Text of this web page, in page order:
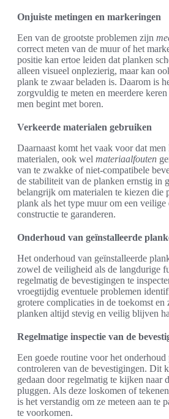
Onjuiste metingen en markeringen
Een van de grootste problemen zijn
correct meten van de muur of het
positie kan ertoe leiden dat planken
alleen visueel onplezierig, maar kan
plank te zwaar beladen is. Daarom is
zorgvuldig te meten en meerdere
men begint met boren.
Verkeerde materialen gebruiken
Daarnaast komt het vaak voor dat
materialen, ook wel materiaalfouten
van te zwakke of niet-compatibele
de stabiliteit van de planken ernstig in
belangrijk om materialen te kiezen die
plank als het type muur om een veilige
constructie te garanderen.
Onderhoud van geïnstalleerde
Het onderhoud van geïnstalleerde
zowel de veiligheid als de langdurige
regelmatig de bevestigingen te
vroegtijdig eventuele problemen
grotere complicaties in de toekomst en
planken altijd stevig en veilig blijven
Regelmatige inspectie van de
Een goede routine voor het
controleren van de bevestigingen. Dit
gedaan door regelmatig te kijken naar
pluggen. Als deze loskomen of
is het verstandig om ze meteen aan te
te voorkomen.